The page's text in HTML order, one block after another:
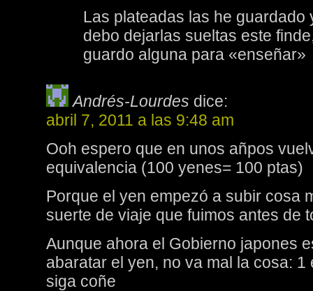
Las plateadas las he guardado
debo dejarlas sueltas este
guardo alguna para «enseñar»
Andrés-Lourdes dice:
abril 7, 2011 a las 9:48 am
Ooh espero que en unos añpos
equivalencia (100 yenes= 100 ptas)
Porque el yen empezó a subir cosa
suerte de viaje que fuimos antes de
Aunque ahora el Gobierno japones
abaratar el yen, no va mal la cosa:
siga coñe